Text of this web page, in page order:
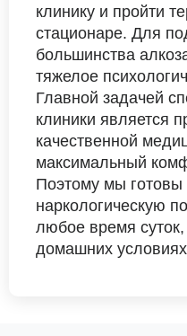
клинику и пройти
стационаре. Для
большинства
тяжелое
Главной задачей
клиники является
качественной
максимальный
Поэтому мы готовы
наркологическую
любое время
домашних